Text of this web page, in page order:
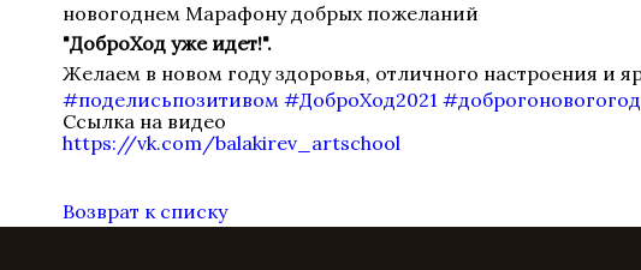
новогоднем Марафону добрых пожеланий
"ДоброХод уже идет!".
Желаем в новом году здоровья, отличного настроения и
#поделисьпозитивом #ДоброХод2021
Ссылка на видео
https://vk.com/balakirev_artschool
Возврат к списку